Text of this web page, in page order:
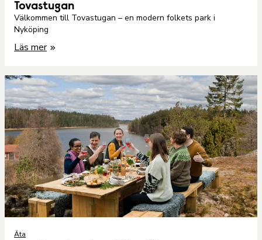
Tovastugan
Välkommen till Tovastugan – en modern folkets park i
Nyköping
Läs mer
Äta